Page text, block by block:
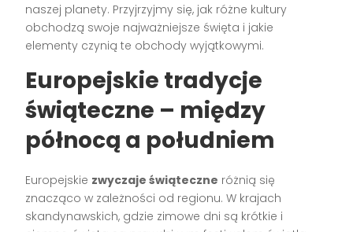
naszej planety. Przyjrzyjmy się, jak różne kultury
obchodzą swoje najważniejsze święta i jakie
elementy czynią te obchody wyjątkowymi.
Europejskie tradycje
świąteczne – między
północą a południem
Europejskie zwyczaje świąteczne różnią się
znacząco w zależności od regionu. W krajach
skandynawskich, gdzie zimowe dni są krótkie i